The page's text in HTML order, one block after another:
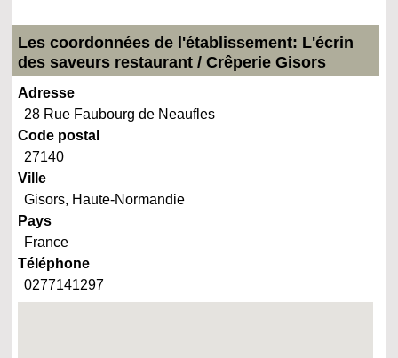
Les coordonnées de l'établissement: L'écrin
des saveurs restaurant / Crêperie Gisors
Adresse
28 Rue Faubourg de Neaufles
Code postal
27140
Ville
Gisors, Haute-Normandie
Pays
France
Téléphone
0277141297